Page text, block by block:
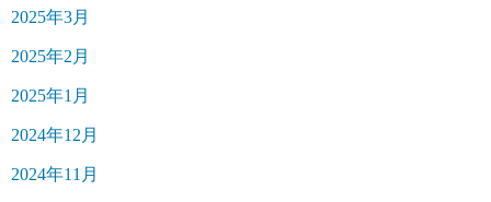
2025年3月
2025年2月
2025年1月
2024年12月
2024年11月